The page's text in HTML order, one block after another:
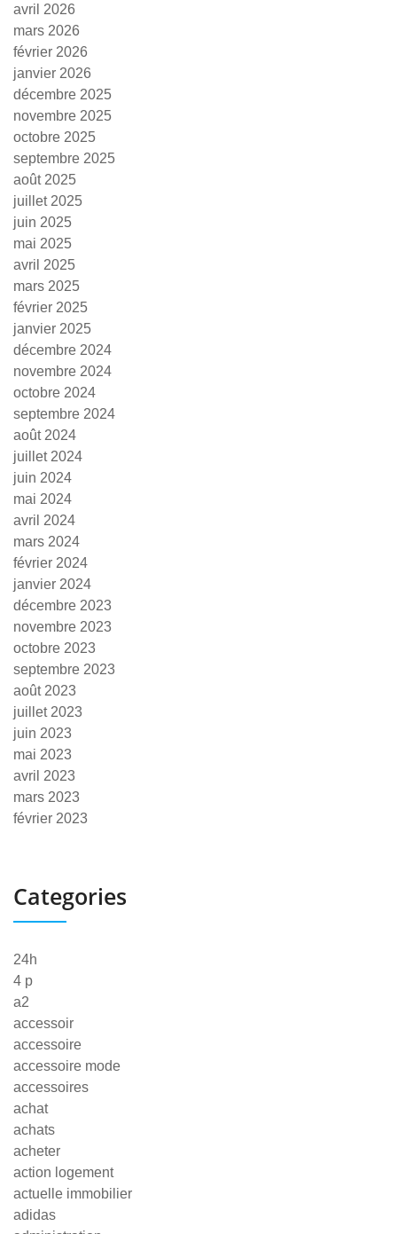
avril 2026
mars 2026
février 2026
janvier 2026
décembre 2025
novembre 2025
octobre 2025
septembre 2025
août 2025
juillet 2025
juin 2025
mai 2025
avril 2025
mars 2025
février 2025
janvier 2025
décembre 2024
novembre 2024
octobre 2024
septembre 2024
août 2024
juillet 2024
juin 2024
mai 2024
avril 2024
mars 2024
février 2024
janvier 2024
décembre 2023
novembre 2023
octobre 2023
septembre 2023
août 2023
juillet 2023
juin 2023
mai 2023
avril 2023
mars 2023
février 2023
Categories
24h
4 p
a2
accessoir
accessoire
accessoire mode
accessoires
achat
achats
acheter
action logement
actuelle immobilier
adidas